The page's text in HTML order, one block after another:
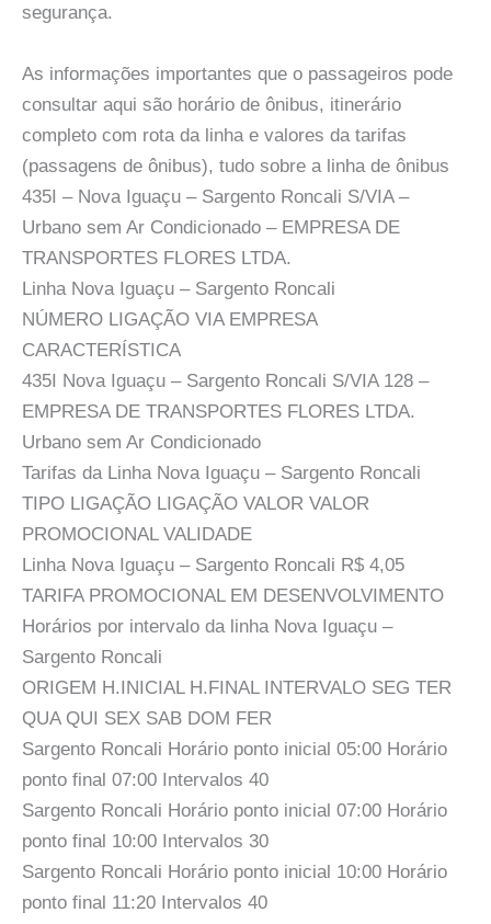
segurança.
As informações importantes que o passageiros pode
consultar aqui são horário de ônibus, itinerário
completo com rota da linha e valores da tarifas
(passagens de ônibus), tudo sobre a linha de ônibus
435I – Nova Iguaçu – Sargento Roncali S/VIA –
Urbano sem Ar Condicionado – EMPRESA DE
TRANSPORTES FLORES LTDA.
Linha Nova Iguaçu – Sargento Roncali
NÚMERO LIGAÇÃO VIA EMPRESA
CARACTERÍSTICA
435I Nova Iguaçu – Sargento Roncali S/VIA 128 –
EMPRESA DE TRANSPORTES FLORES LTDA.
Urbano sem Ar Condicionado
Tarifas da Linha Nova Iguaçu – Sargento Roncali
TIPO LIGAÇÃO LIGAÇÃO VALOR VALOR
PROMOCIONAL VALIDADE
Linha Nova Iguaçu – Sargento Roncali R$ 4,05
TARIFA PROMOCIONAL EM DESENVOLVIMENTO
Horários por intervalo da linha Nova Iguaçu –
Sargento Roncali
ORIGEM H.INICIAL H.FINAL INTERVALO SEG TER
QUA QUI SEX SAB DOM FER
Sargento Roncali Horário ponto inicial 05:00 Horário
ponto final 07:00 Intervalos 40
Sargento Roncali Horário ponto inicial 07:00 Horário
ponto final 10:00 Intervalos 30
Sargento Roncali Horário ponto inicial 10:00 Horário
ponto final 11:20 Intervalos 40